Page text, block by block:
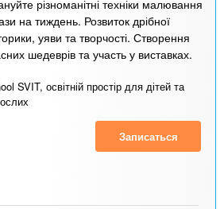
різноманітні техніки малювання
на тиждень. Розвиток дрібної
уяви та творчості. Створення
шедеврів та участь у виставках.
SVIT, освітній простір для дітей та
Записаться